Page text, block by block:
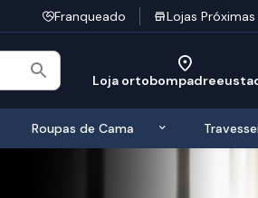
Franqueado Lojas Próximas
Loja
Exibir submenu de Cabeceiras
Roupas de Cama Exibir